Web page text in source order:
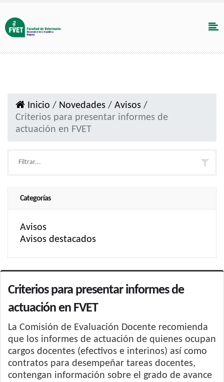
Inicio / Novedades / Avisos /
Criterios para presentar informes de
actuación en FVET
Categorías
Avisos
Avisos destacados
Criterios para presentar informes de
actuación en FVET
La Comisión de Evaluación Docente recomienda
que los informes de actuación de quienes ocupan
cargos docentes (efectivos e interinos) así como
contratos para desempeñar tareas docentes,
contengan información sobre el grado de avance